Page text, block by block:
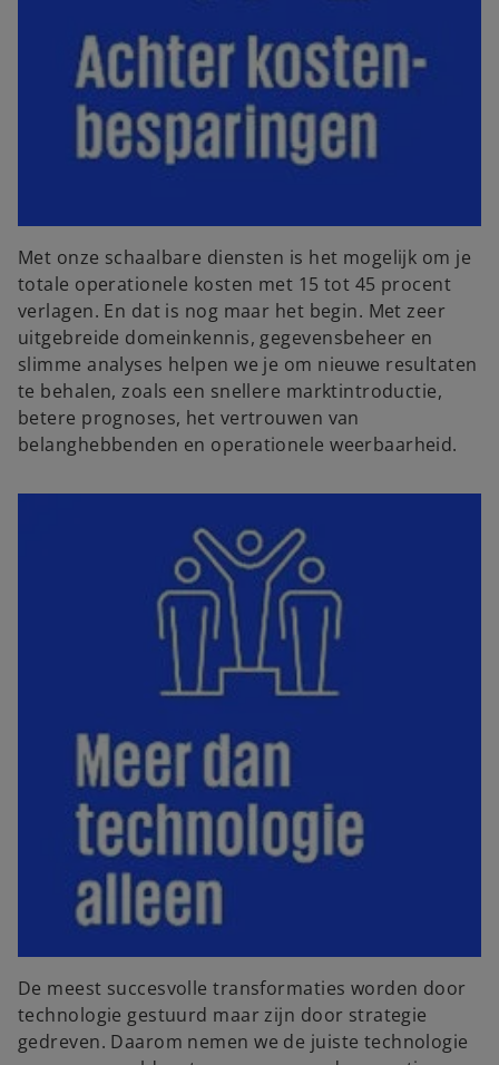
Met onze schaalbare diensten is het mogelijk om je
totale operationele kosten met 15 tot 45 procent
verlagen. En dat is nog maar het begin. Met zeer
uitgebreide domeinkennis, gegevensbeheer en
slimme analyses helpen we je om nieuwe resultaten
te behalen, zoals een snellere marktintroductie,
betere prognoses, het vertrouwen van
belanghebbenden en operationele weerbaarheid.
De meest succesvolle transformaties worden door
technologie gestuurd maar zijn door strategie
gedreven. Daarom nemen we de juiste technologie